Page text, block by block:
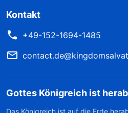
Kontakt
+49-152-1694-1485
Gottes Königreich ist
Das Königreich ist auf die Erde